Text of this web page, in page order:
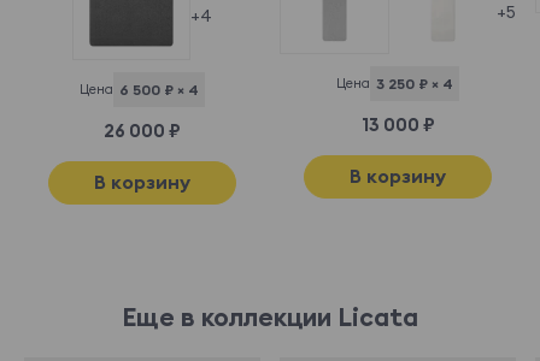
+4
Цена 6 500 ₽ × 4
26 000 ₽
В корзину
+5
Цена 3 250 ₽ × 4
13 000 ₽
В корзину
Еще в коллекции Licata